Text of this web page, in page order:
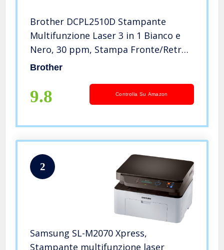
Brother DCPL2510D Stampante
Multifunzione Laser 3 in 1 Bianco e
Nero, 30 ppm, Stampa Fronte/Retro
Automatica, Interfaccia USB (no
Brother
9.8 Controlla Su Amazon
2
Samsung SL-M2070 Xpress,
Stampante multifunzione laser